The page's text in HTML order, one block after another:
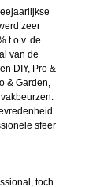
zeer
t.o.v. de
van de
DIY, Pro &
& Garden,
sfeer
toch